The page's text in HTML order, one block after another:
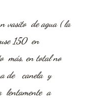
vasito de agua ( la
150 en
más, en total no
de canela y
a